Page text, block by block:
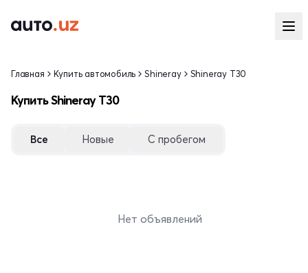
Главная Купить автомобиль Shineray Shineray T30
Купить Shineray T30
Все Новые С пробегом
Нет объявлений